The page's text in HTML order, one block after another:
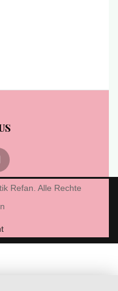
Refan. Alle Rechte